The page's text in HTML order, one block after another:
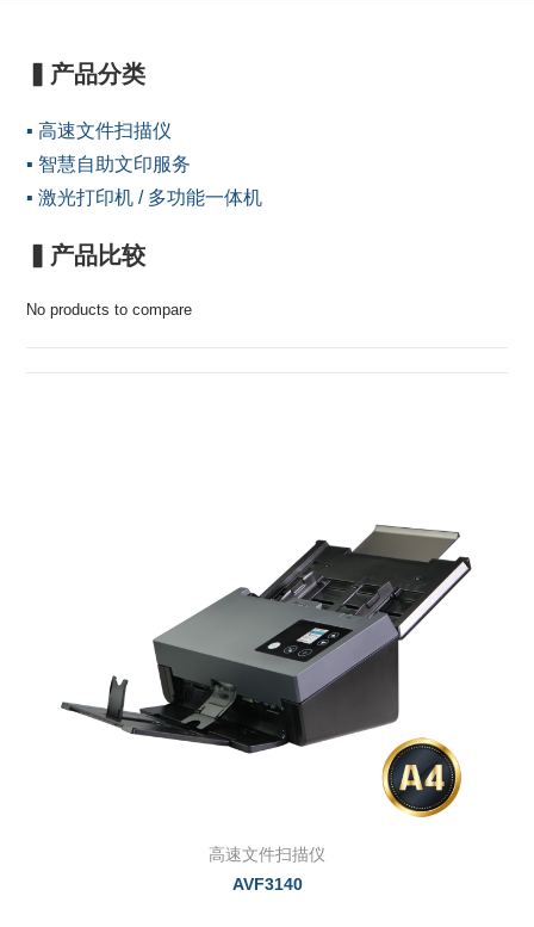
▍产品分类
▪︎ 高速文件扫描仪
▪︎ 智慧自助文印服务
▪︎ 激光打印机 / 多功能一体机
▍产品比较
No products to compare
高速文件扫描仪
AVF3140